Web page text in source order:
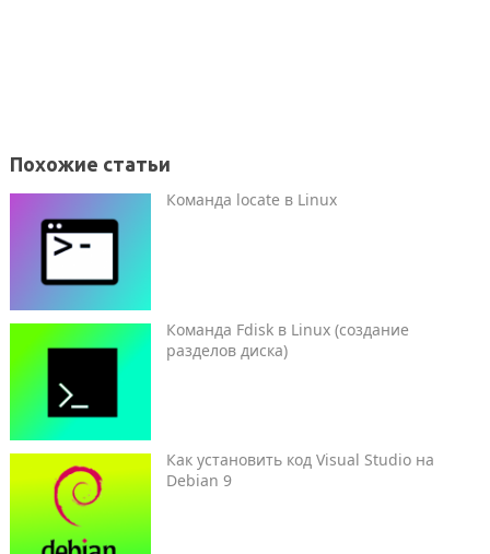
Похожие статьи
Команда locate в Linux
Команда Fdisk в Linux (создание
разделов диска)
Как установить код Visual Studio на
Debian 9